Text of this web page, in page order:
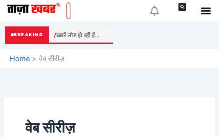
Skip
content
BREAKING खबरें लोड हो रही हैं...
Home वेब सीरीज़
वेब सीरीज़